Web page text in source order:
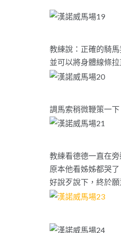
教練說：正確的騎
並可以將身體線條
調馬索稍微鞭策一
教練看德德一直在
原本他看姊姊都哭
好說歹說下，終於